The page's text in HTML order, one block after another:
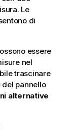
Le
di
essere
nel
trascinare
del pannello
alternative